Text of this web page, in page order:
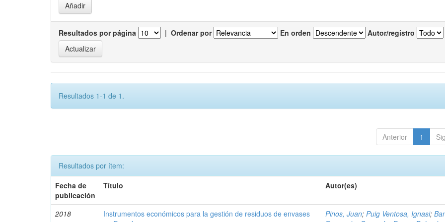
Resultados por página | Ordenar por En orden Autor/registro
Resultados 1-1 de 1.
Anterior 1
Resultados por ítem:
Fecha de
publicación
Título Autor(es)
2018
Instrumentos económicos para la gestión de residuos de envases
Pinos, Juan;Puig Ventosa, Ignasi;